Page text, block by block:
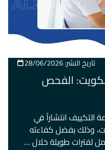
تاريخ النشر: 28/06/2026
الفحص
التكييف انتشاراً في
وذلك بفضل كفاءته
لفترات طويلة خلال …